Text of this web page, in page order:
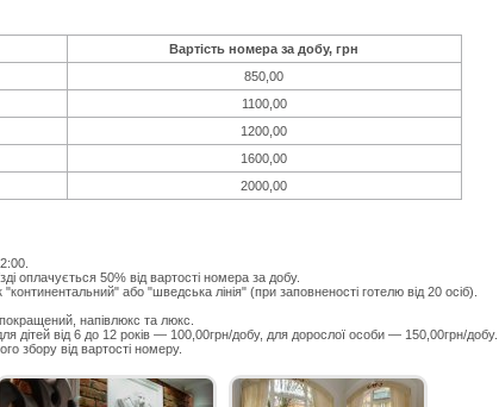
Вартість номера за добу, грн
850,00
1100,00
1200,00
1600,00
2000,00
оплачується 50% від вартості номера за добу.
або "шведська лінія" (при заповненості готелю від 20 осіб).
напівлюкс та люкс.
дітей від 6 до 12 років — 100,00грн/добу, для дорослої особи — 150,00грн/добу.
збору від вартості номеру.